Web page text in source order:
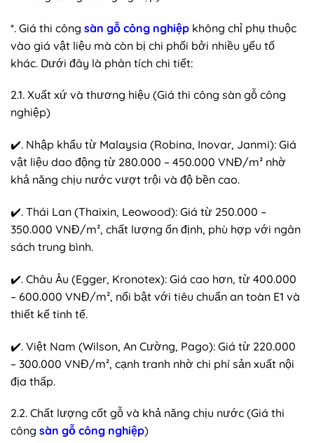
*. Giá thi công sàn gỗ công nghiệp không chỉ phụ thuộc
vào giá vật liệu mà còn bị chi phối bởi nhiều yếu tố
khác. Dưới đây là phân tích chi tiết:
2.1. Xuất xứ và thương hiệu (Giá thi công sàn gỗ công
nghiệp)
✔️. Nhập khẩu từ Malaysia (Robina, Inovar, Janmi): Giá
vật liệu dao động từ 280.000 – 450.000 VNĐ/m² nhờ
khả năng chịu nước vượt trội và độ bền cao.
✔️. Thái Lan (Thaixin, Leowood): Giá từ 250.000 –
350.000 VNĐ/m², chất lượng ổn định, phù hợp với ngân
sách trung bình.
✔️. Châu Âu (Egger, Kronotex): Giá cao hơn, từ 400.000
– 600.000 VNĐ/m², nổi bật với tiêu chuẩn an toàn E1 và
thiết kế tinh tế.
✔️. Việt Nam (Wilson, An Cường, Pago): Giá từ 220.000
– 300.000 VNĐ/m², cạnh tranh nhờ chi phí sản xuất nội
địa thấp.
2.2. Chất lượng cốt gỗ và khả năng chịu nước (Giá thi
công sàn gỗ công nghiệp)